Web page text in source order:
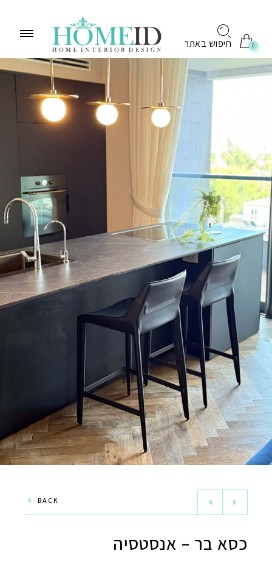
חיפוש באתר 0
BACK
כסא בר – אנסטסיה